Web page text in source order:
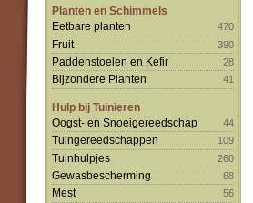
Planten en Schimmels
Eetbare planten
470
Fruit 390
Paddenstoelen en Kefir 28
Bijzondere Planten 41
Hulp bij Tuinieren
Oogst- en Snoeigereedschap
44
Tuingereedschappen 109
Tuinhulpjes 260
Gewasbescherming 68
Mest 56